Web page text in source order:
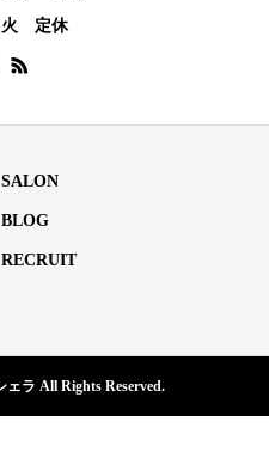
定休
SALON
BLOG
RECRUIT
ラ All Rights Reserved.